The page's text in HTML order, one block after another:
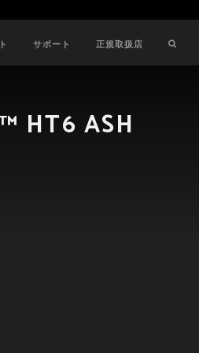
サポート 正規取扱店
HT6 ASH